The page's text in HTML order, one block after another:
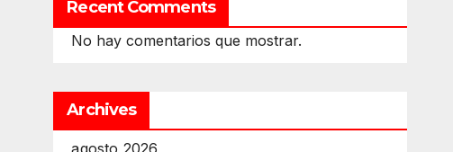
Recent Comments
No hay comentarios que mostrar.
Archives
agosto 2026